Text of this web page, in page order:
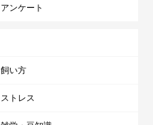
アンケート
飼い方
ストレス